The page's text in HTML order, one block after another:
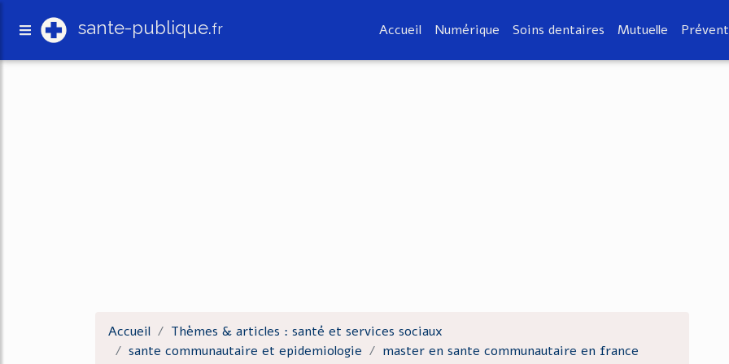
sante-publique.fr Accueil Numérique Soins dentaires Mutuelle
Accueil
Thèmes & articles : santé et services sociaux
sante communautaire et epidemiologie
master en sante communautaire en france